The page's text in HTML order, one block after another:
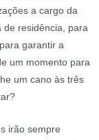
a cargo da
de residência, para
garantir a
um momento para
um cano às três
irão sempre